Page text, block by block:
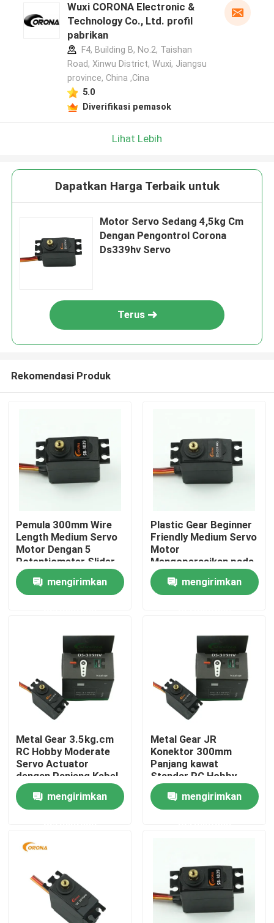
Rumah
Produk
Motor RC Servo
Motor servo mini
Motor Servo Standar
Motor Servo Sedang
Servo Roda Gigi Logam
Motor Servo Digital
Wuxi CORONA Electronic &
Technology Co., Ltd. profil
pabrikan
F4, Building B, No.2, Taishan
Road, Xinwu District, Wuxi, Jiangsu
province, China ,Cina
5.0
Diverifikasi pemasok
Lihat Lebih
Dapatkan Harga Terbaik untuk
Motor Servo Sedang 4,5kg Cm
Dengan Pengontrol Corona
Ds339hv Servo
Terus
Rekomendasi Produk
Pemula 300mm Wire
Length Medium Servo
Motor Dengan 5
Potentiometer Slider
dan 4.2kg Stall Torque
mengirimkan
Plastic Gear Beginner
Friendly Medium Servo
Motor
Mengoperasikan pada
4.8V - 6.0V untuk
Robotics Indoor
mengirimkan
Metal Gear 3.5kg.cm
RC Hobby Moderate
Servo Actuator
dengan Panjang Kabel
Konektor 300mm
mengirimkan
Metal Gear JR
Konektor 300mm
Panjang kawat
Standar RC Hobby
Servo Motor
mengirimkan